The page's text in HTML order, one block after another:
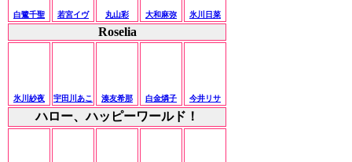
白鷺千聖 若宮イヴ 丸山彩 大和麻弥 氷川日菜
Roselia
氷川紗夜 宇田川あこ 湊友希那 白金燐子 今井リサ
ハロー、ハッピーワールド！